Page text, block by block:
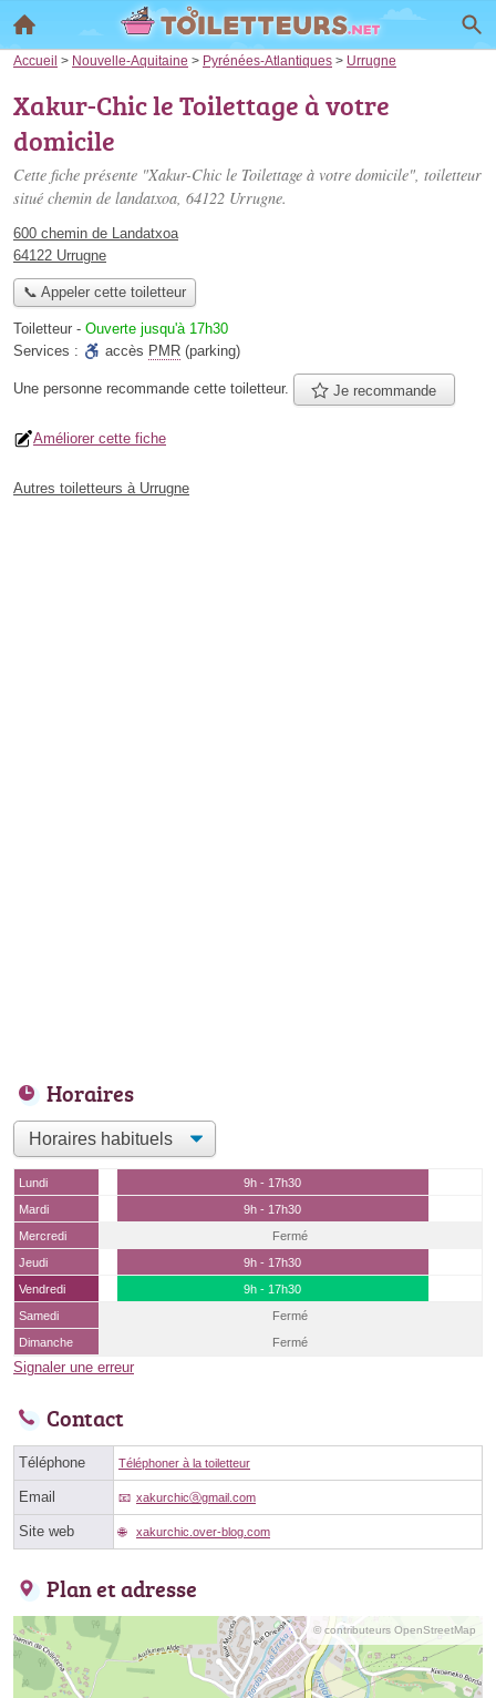
Accueil > Nouvelle-Aquitaine > Pyrénées-Atlantiques > Urrugne
Xakur-Chic le Toilettage à votre
domicile
Cette fiche présente "Xakur-Chic le Toilettage à votre domicile", toiletteur
situé chemin de landatxoa, 64122 Urrugne.
600 chemin de Landatxoa
64122 Urrugne
📞 Appeler cette toiletteur
Toiletteur - Ouverte jusqu'à 17h30
Services :
accès PMR (parking)
Une personne recommande cette toiletteur. Je recommande
Améliorer cette fiche
Autres toiletteurs à Urrugne
Horaires
Lundi
9h - 17h30
Mardi
9h - 17h30
Mercredi
Fermé
Jeudi
9h - 17h30
Vendredi
9h - 17h30
Samedi
Fermé
Dimanche
Fermé
Signaler une erreur
Contact
Téléphone Téléphoner à la toiletteur
Email xakurchicⓐgmail.com
Site web xakurchic.over-blog.com
Plan et adresse
© contributeurs OpenStreetMap